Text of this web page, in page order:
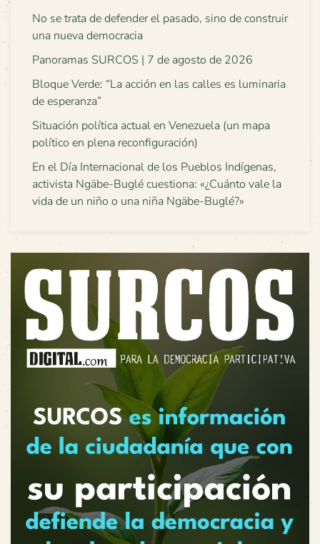
No se trata de defender el pasado, sino de construir
una nueva democracia
Panoramas SURCOS | 7 de agosto de 2026
Bloque Verde: “La acción en las calles es luminaria
de esperanza”
Situación política actual en Venezuela (un mapa
político en plena reconfiguración)
En el Día Internacional de los Pueblos Indígenas,
activista Ngäbe-Buglé cuestiona: «¿Cuánto vale la
vida de un niño o una niña Ngäbe-Buglé?»